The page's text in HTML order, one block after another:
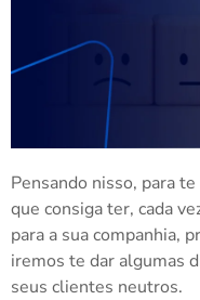
Pensando nisso, para
que consiga ter, cada
para a sua companhia,
iremos te dar algumas
seus clientes neutros.